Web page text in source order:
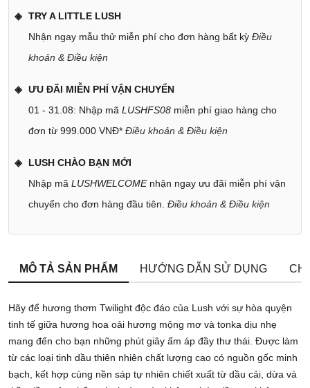
TRY A LITTLE LUSH
Nhận ngay mẫu thử miễn phí cho đơn hàng bất kỳ Điều
khoản & Điều kiện
ƯU ĐÃI MIỄN PHÍ VẬN CHUYỂN
01 - 31.08: Nhập mã LUSHFS08 miễn phí giao hàng cho
đơn từ 999.000 VNĐ* Điều khoản & Điều kiện
LUSH CHÀO BẠN MỚI
Nhập mã LUSHWELCOMEnhận ngay ưu đãi miễn phí vận
chuyển cho đơn hàng đầu tiên. Điều khoản & Điều kiện
MÔ TẢ SẢN PHẨM HƯỚNG DẪN SỬ DỤNG
Hãy để hương thơm Twilight độc đáo của Lush với sự hòa quyện
tinh tế giữa hương hoa oải hương mộng mơ và tonka dịu nhẹ
mang đến cho bạn những phút giây ấm áp đầy thư thái. Được làm
từ các loại tinh dầu thiên nhiên chất lượng cao có nguồn gốc minh
bạch, kết hợp cùng nền sáp tự nhiên chiết xuất từ dầu cải, dừa và